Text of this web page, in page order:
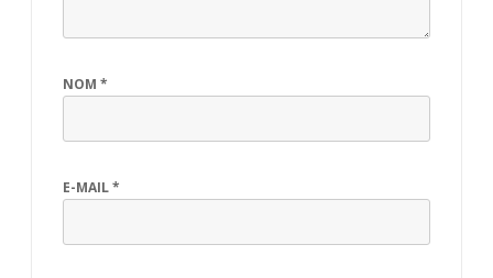
NOM *
E-MAIL*